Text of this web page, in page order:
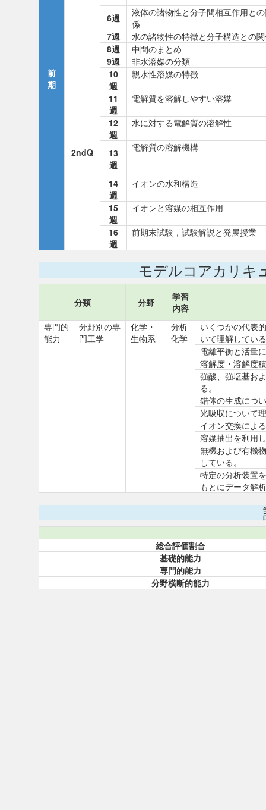
前
期
6週
液体の諸物性と分子間相互作用と
係
7週
水の諸物性の特徴と分子構造との
8週
中間のまとめ
2ndQ
9週
非水溶媒の分類
10
週
親水性溶媒の特徴
11
週
電解質を溶解しやすい溶媒
12
週
水に対する電解質の溶解性
13
週
電解質の溶解機構
14
週
イオンの水和構造
15
週
イオンと溶媒の相互作用
16
週
前期末試験，試験解説と発展授業
モデルコアカリキ
分類 分野
学習
内容
専門的
能力
分野別の専
門工学
化学・
生物系
分析
化学
いくつかの代表
いて理解してい
電離平衡と活量
溶解度・溶解度
強酸、強塩基お
る。
錯体の生成につ
光吸収について
イオン交換によ
溶媒抽出を利用
無機および有機
している。
特定の分析装置
もとにデータ解
総合評価割合
基礎的能力
専門的能力
分野横断的能力